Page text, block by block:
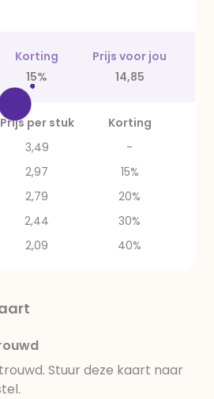
Korting
Prijs voor jou
15% 14,85
Prijs per stuk
Korting
3,49
-
2,97
15%
2,79
20%
2,44
30%
2,09 40%
Stuur deze kaart naar